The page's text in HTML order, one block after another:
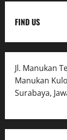
FIND US
Jl. Manukan
Manukan
Surabaya,